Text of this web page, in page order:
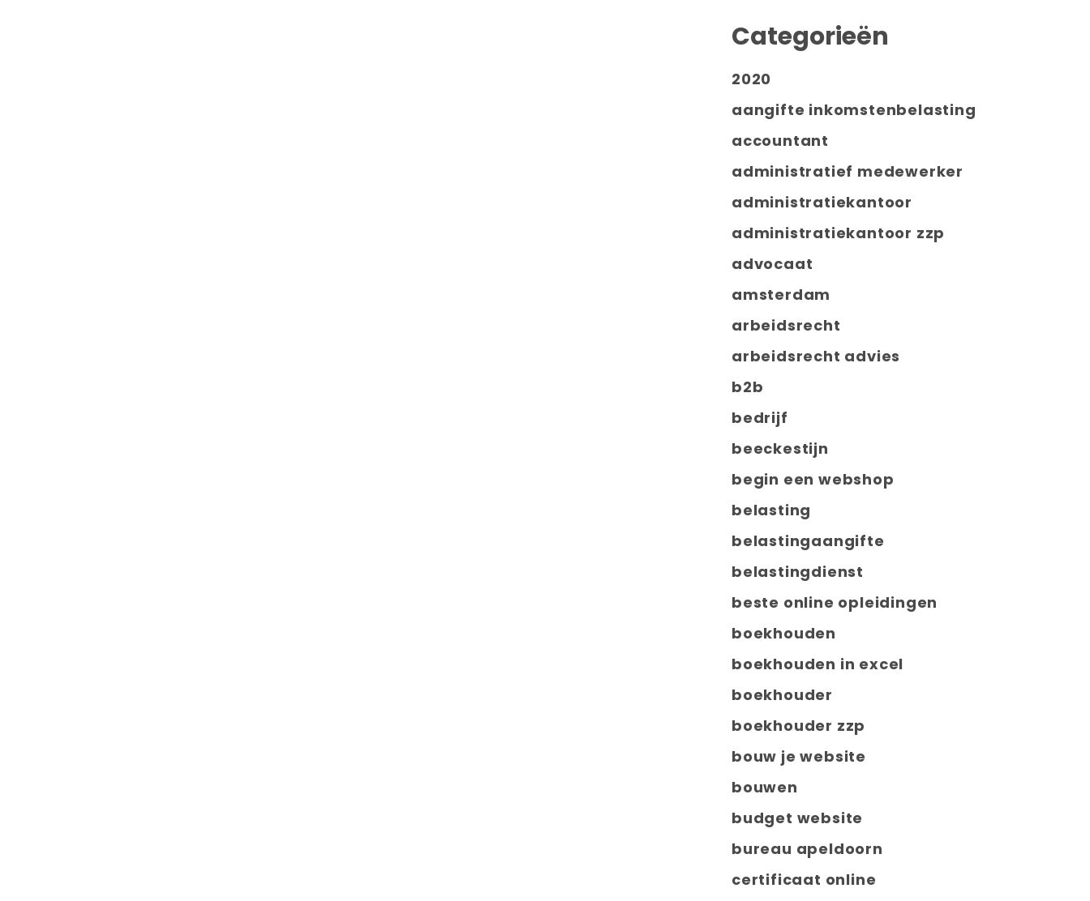
Categorieën
2020
aangifte inkomstenbelasting
accountant
administratief medewerker
administratiekantoor
administratiekantoor zzp
advocaat
amsterdam
arbeidsrecht
arbeidsrecht advies
b2b
bedrijf
beeckestijn
begin een webshop
belasting
belastingaangifte
belastingdienst
beste online opleidingen
boekhouden
boekhouden in excel
boekhouder
boekhouder zzp
bouw je website
bouwen
budget website
bureau apeldoorn
certificaat online